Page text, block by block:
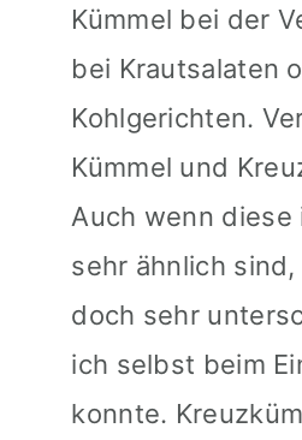
Kümmel bei der
bei Krautsalaten
Kohlgerichten.
Kümmel und
Auch wenn diese
sehr ähnlich
doch sehr
ich selbst beim
konnte.